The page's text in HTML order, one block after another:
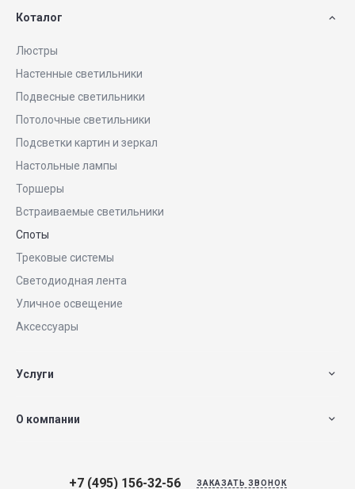
Коталог
Люстры
Настенные светильники
Подвесные светильники
Потолочные светильники
Подсветки картин и зеркал
Настольные лампы
Торшеры
Встраиваемые светильники
Споты
Трековые системы
Светодиодная лента
Уличное освещение
Аксессуары
Услуги
О компании
+7 (495) 156-32-56 ЗАКАЗАТЬ ЗВОНОК